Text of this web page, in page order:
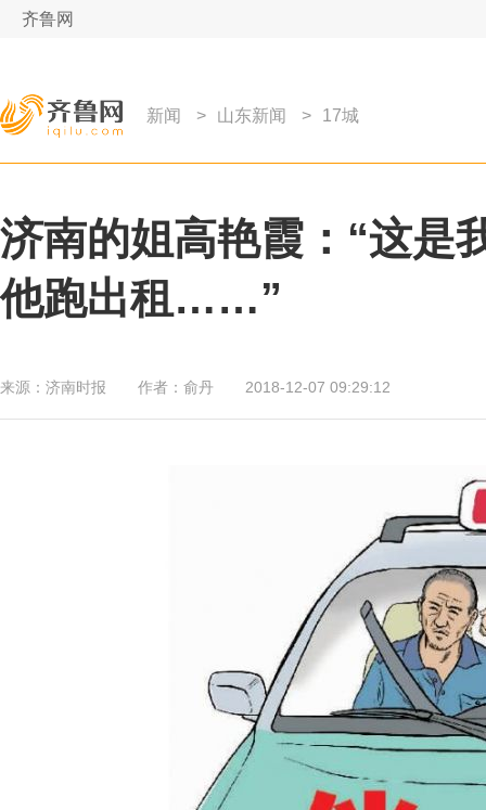
齐鲁网
新闻 > 山东新闻 > 17城
济南的姐高艳霞：“这是
他跑出租……”
来源： 济南时报 作者： 俞丹 2018-12-07 09:29:12